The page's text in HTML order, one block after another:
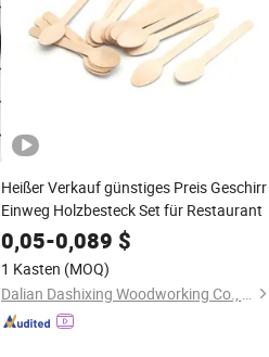
Heißer Verkauf günstiges Preis Geschirr
Einweg Holzbesteck Set für Restaurant
0,05-0,089 $
1 Kasten (MOQ)
Dalian Dashixing Woodworking Co., Ltd.